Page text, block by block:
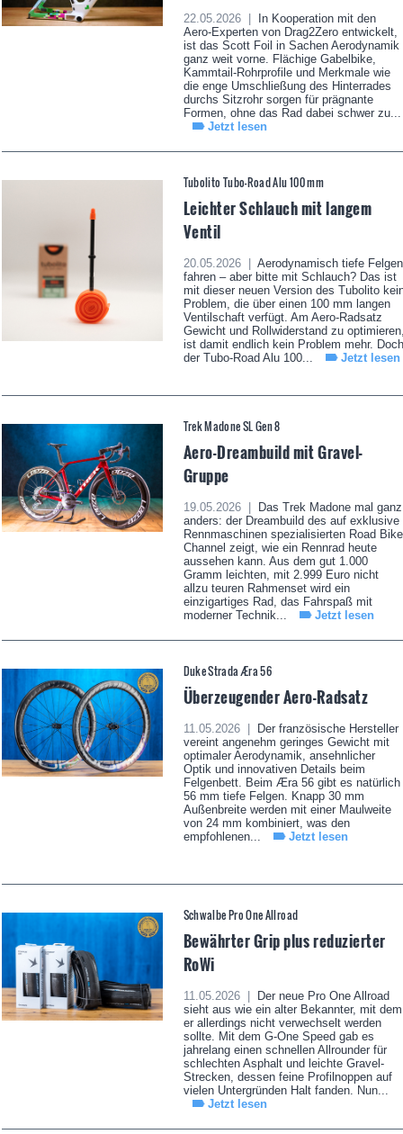
22.05.2026 |
In Kooperation mit den
Aero-Experten von Drag2Zero entwickelt,
ist das Scott Foil in Sachen Aerodynamik
ganz weit vorne. Flächige Gabelbike,
Kammtail-Rohrprofile und Merkmale wie
die enge Umschließung des Hinterrades
durchs Sitzrohr sorgen für prägnante
Formen, ohne das Rad dabei schwer zu...
Jetzt lesen
Tubolito Tubo-Road Alu 100 mm
Leichter Schlauch mit langem
Ventil
20.05.2026 |
Aerodynamisch tiefe Felgen
fahren – aber bitte mit Schlauch? Das ist
mit dieser neuen Version des Tubolito
Problem, die über einen 100 mm langen
Ventilschaft verfügt. Am Aero-Radsatz
Gewicht und Rollwiderstand zu
ist damit endlich kein Problem mehr. Doch
der Tubo-Road Alu 100...
Jetzt lesen
Trek Madone SL Gen 8
Aero-Dreambuild mit Gravel-
Gruppe
19.05.2026 |
Das Trek Madone mal ganz
anders: der Dreambuild des auf exklusive
Rennmaschinen spezialisierten Road Bike
Channel zeigt, wie ein Rennrad heute
aussehen kann. Aus dem gut 1.000
Gramm leichten, mit 2.999 Euro nicht
allzu teuren Rahmenset wird ein
einzigartiges Rad, das Fahrspaß mit
moderner Technik...
Jetzt lesen
Duke Strada Æra 56
Überzeugender Aero-Radsatz
11.05.2026 |
Der französische Hersteller
vereint angenehm geringes Gewicht mit
optimaler Aerodynamik, ansehnlicher
Optik und innovativen Details beim
Felgenbett. Beim Æra 56 gibt es natürlich
56 mm tiefe Felgen. Knapp 30 mm
Außenbreite werden mit einer Maulweite
von 24 mm kombiniert, was den
empfohlenen...
Jetzt lesen
Schwalbe Pro One Allroad
Bewährter Grip plus reduzierter
RoWi
11.05.2026 |
Der neue Pro One Allroad
sieht aus wie ein alter Bekannter, mit dem
er allerdings nicht verwechselt werden
sollte. Mit dem G-One Speed gab es
jahrelang einen schnellen Allrounder für
schlechten Asphalt und leichte Gravel-
Strecken, dessen feine Profilnoppen auf
vielen Untergründen Halt fanden. Nun...
Jetzt lesen